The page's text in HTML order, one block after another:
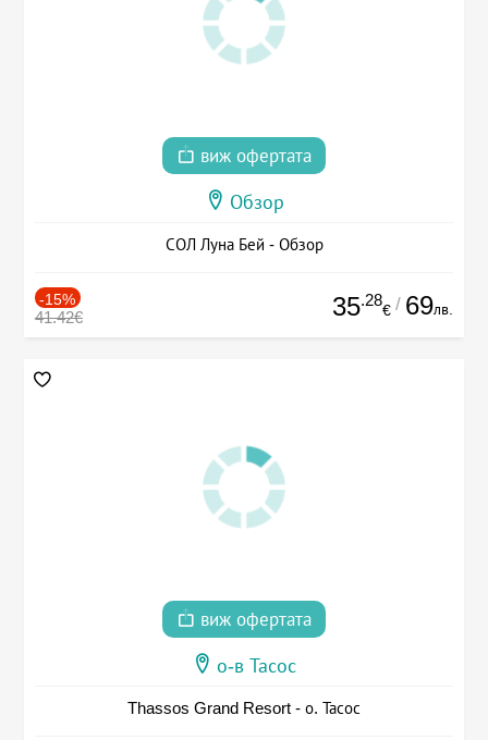
виж офертата
Обзор
СОЛ Луна Бей - Обзор
-15%
41.42€ 35.28
€ / 69лв.
виж офертата
о-в Тасос
Thassos Grand Resort - о. Тасос